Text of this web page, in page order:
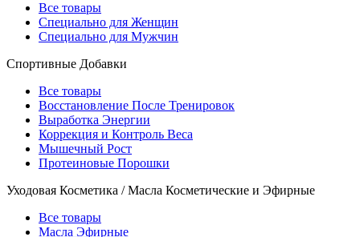
Все товары
Специально для Женщин
Специально для Мужчин
Спортивные Добавки
Все товары
Восстановление После Тренировок
Выработка Энергии
Коррекция и Контроль Веса
Мышечный Рост
Протеиновые Порошки
Уходовая Косметика / Масла Косметические и Эфирные
Все товары
Масла Эфирные